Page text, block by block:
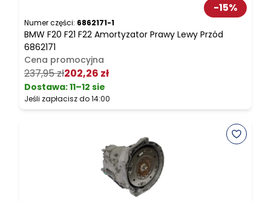
-15%
Numer części: 6862171-1
BMW F20 F21 F22 Amortyzator Prawy Lewy Przód
6862171
Cena promocyjna
237,95 zł202,26 zł
Dostawa:11–12 sie
Jeśli zapłacisz do 14:00